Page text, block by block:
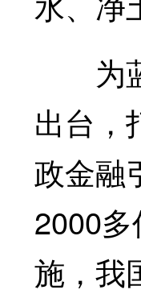
为蓝
出台，
政金融
2000
施，我